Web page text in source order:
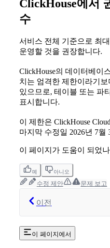
ClickHouse에서
수
서비스 전체 기준으로 최
운영할 것을 권장합니다.
ClickHouse의 데이터베이
치는 엄격한 제한이라기
있으므로, 테이블 또는 파
표시합니다.
이 제한은 ClickHouse
마지막 수정일 2026년 7월
이 페이지가 도움이 되었
예 아니오
수정 제안 문제 보고
이전
이 페이지에서